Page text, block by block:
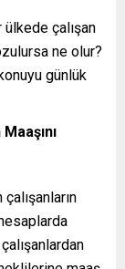
çalışan
ne olur?
günlük